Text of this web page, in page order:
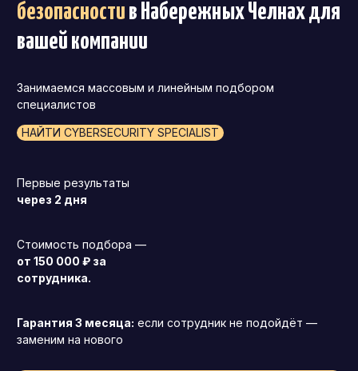
безопасности в Набережных Челнахдля
вашей компании
Занимаемся массовым и линейным подбором
специалистов
НАЙТИ CYBERSECURITY SPECIALIST
Первые результаты
через 2 дня
Стоимость подбора —
от 150 000 ₽ за
сотрудника.
Гарантия 3 месяца: если сотрудник не подойдёт —
заменим на нового